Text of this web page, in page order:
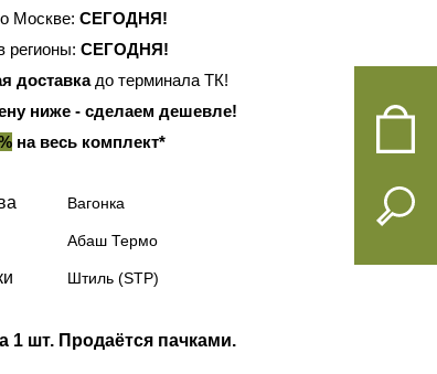
Москве: СЕГОДНЯ!
регионы: СЕГОДНЯ!
доставкадо терминала ТК!
ниже - сделаем дешевле!
на весь комплект*
Вагонка
Абаш Термо
Штиль (STP)
1 шт. Продаётся пачками.